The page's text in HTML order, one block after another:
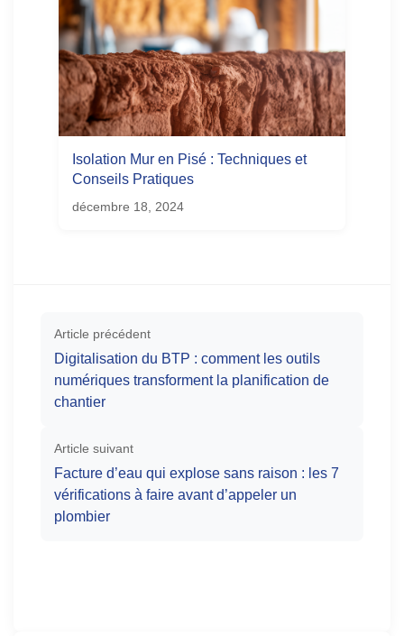
Isolation Mur en Pisé : Techniques et
Conseils Pratiques
décembre 18, 2024
Article précédent
Digitalisation du BTP : comment les outils
numériques transforment la planification de
chantier
Article suivant
Facture d’eau qui explose sans raison : les 7
vérifications à faire avant d’appeler un
plombier